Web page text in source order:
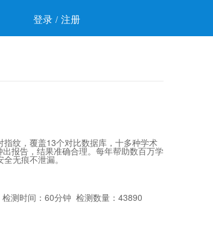
登录 / 注册
纹，覆盖13个对比数据库，十多种学术
报告，结果准确合理。每年帮助数百万学
无痕不泄漏。
测时间：60分钟 检测数量：43890